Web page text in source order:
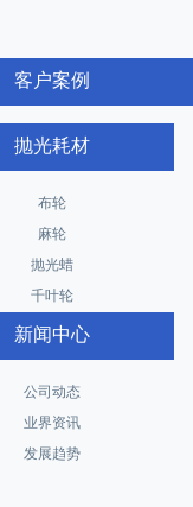
客户案例
抛光耗材
布轮
麻轮
抛光蜡
千叶轮
新闻中心
公司动态
业界资讯
发展趋势